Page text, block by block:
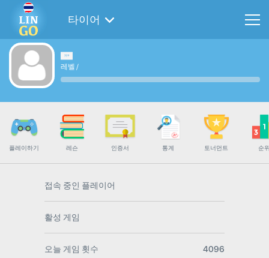
타이어
레벨 /
플레이하기 레슨 인증서 통계 토너먼트 순
접속 중인 플레이어
활성 게임
오늘 게임 횟수 4096